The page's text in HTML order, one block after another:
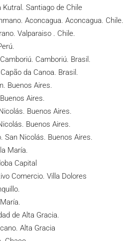
Kutral. Santiago de Chile
Aconcagua. Aconcagua. Chile.
Valparaiso . Chile.
Camboriú. Brasil.
da Canoa. Brasil.
Buenos Aires.
Aires.
Buenos Aires.
Buenos Aires.
San Nicolás. Buenos Aires.
María.
Capital
Comercio. Villa Dolores
de Alta Gracia.
Alta Gracia